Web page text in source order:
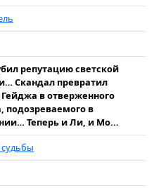
репутацию светской
Скандал превратил
в отверженного
подозреваемого в
Теперь и Ли, и Мо...